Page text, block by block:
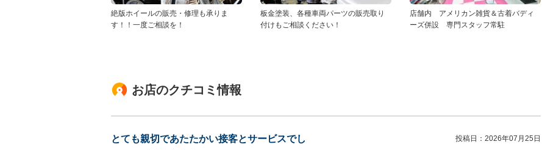
絶版ホイールの販売・修理も承りま
す！！一度ご相談を！
板金塗装、各種車両パーツの販売取り
付けもご相談ください！
店舗内 アメリカン雑貨＆古着バディ
ーズ併設 専門スタッフ常駐
お店のクチコミ情報
とても親切であたたかい接客とサービスでし 投稿日： 2026年07月25日